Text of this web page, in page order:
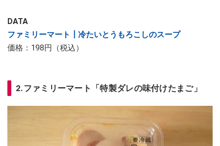
DATA
ファミリーマート┃冷たいとうもろこしのスープ
価格：198円（税込）
2.ファミリーマート「特製ダレの味付けたまご」